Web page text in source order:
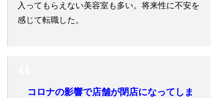
入ってもらえない美容室も多い。将来性に不安を
感じて転職した。
コロナの影響で店舗が閉店になってしま